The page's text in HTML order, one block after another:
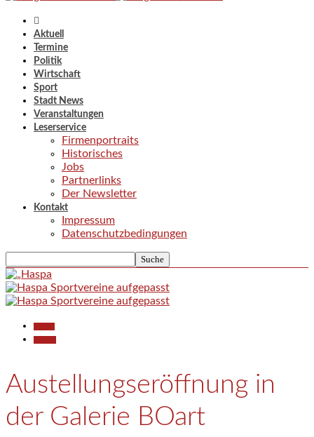
Aktuell
Termine
Politik
Wirtschaft
Sport
Stadt News
Veranstaltungen
Leserservice
Firmenportraits
Historisches
Jobs
Partnerlinks
Der Newsletter
Kontakt
Impressum
Datenschutzbedingungen
Austellungseröffnung in
der Galerie BOart